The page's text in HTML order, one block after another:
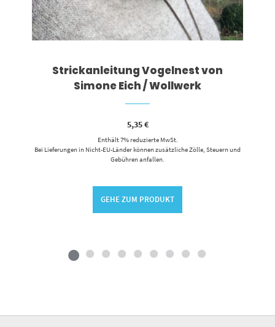
Strickanleitung Vogelnest von
Simone Eich / Wollwerk
5,35€
Enthält 7% reduzierte MwSt.
Bei Lieferungen in Nicht-EU-Länder können zusätzliche Zölle, Steuern und
Gebühren anfallen.
GEHE ZUM PRODUKT